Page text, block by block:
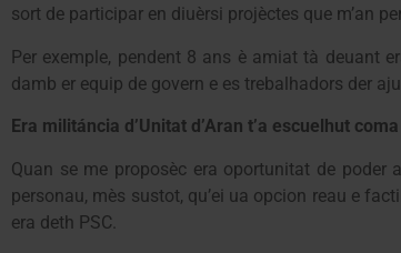
sort de participar en diuèrsi projèctes que m’an
Per exemple, pendent 8 ans è amiat tà deuant
damb er equip de govern e es trebalhadors der
Era militáncia d’Unitat d’Aran t’a escuelhut
Quan se me proposèc era oportunitat de poder
personau, mès sustot, qu’ei ua opcion reau e
era deth PSC.